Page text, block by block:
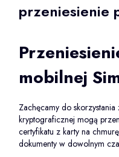
przeniesienie
mobilnej
Zachęcamy do
kryptograficznej mogą
certyfikatu z karty na
dokumenty w dowolnym